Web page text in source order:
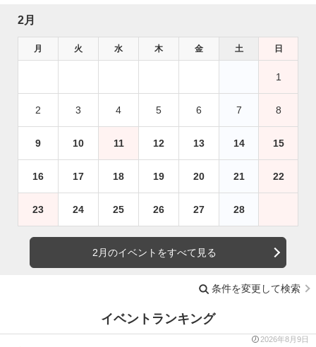
2月
月 火 水 木 金 土 日
1
2 3 4 5 6 7 8
9 10 11 12 13 14 15
16 17 18 19 20 21 22
23 24 25 26 27 28
2月のイベントをすべて見る
条件を変更して検索
イベントランキング
2026年8月9日